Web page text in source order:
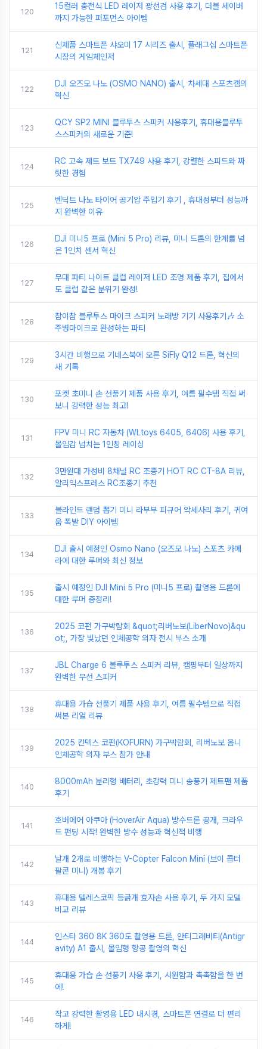
120
15컬러 충전식 LED 레이저 광선검 사용 후기, 더블 세이버
까지 가능한 퍼포먼스 아이템
121
신제품 스마트폰 샤오미 17 시리즈 출시, 플래그십 스마트폰
시장의 게임체인저
122
DJI 오즈모 나노 (OSMO NANO) 출시, 차세대 스포츠캠의
혁신
123
QCY SP2 MINI 블루투스 스피커 사용후기, 휴대용블루투
스스피커의 새로운 기준!
124
RC 고속 제트 보트 TX749 사용 후기, 강렬한 스피드와 짜
릿한 경험
125
벤딕트 나노 타이어 공기압 주입기 후기 , 휴대성부터 성능까
지 완벽한 이유
126
DJI 미니5 프로 (Mini 5 Pro) 리뷰, 미니 드론의 한계를 넘
은 1인치 센서 혁신
127
무대 파티 나이트 클럽 레이저 LED 조명 제품 후기, 집에서
도 클럽 같은 분위기 완성!
128
참이참 블루투스 마이크 스피커 노래방 기기 사용후기🎶 소
주병마이크로 완성하는 파티
129
3시간 비행으로 기네스북에 오른 SiFly Q12 드론, 혁신의
새 기록
130
포켓 초미니 손 선풍기 제품 사용 후기, 여름 필수템 직접 써
보니 강력한 성능 최고!
131
FPV 미니 RC 자동차 (WLtoys 6405, 6406) 사용 후기,
몰입감 넘치는 1인칭 레이싱
132
3만원대 가성비 8채널 RC 조종기 HOT RC CT-8A 리뷰,
알리익스프레스 RC조종기 추천
133
블라인드 랜덤 뽑기 미니 라부부 피규어 악세사리 후기, 귀여
움 폭발 DIY 아이템
134
DJI 출시 예정인 Osmo Nano (오즈모 나노) 스포츠 카메
라에 대한 루머와 최신 정보
135
출시 예정인 DJI Mini 5 Pro (미니5 프로) 촬영용 드론에
대한 루머 총정리!
136
2025 코펀 가구박람회 &quot;리버노보(LiberNovo)&qu
ot;, 가장 빛났던 인체공학 의자 전시 부스 소개
137
JBL Charge 6 블루투스 스피커 리뷰, 캠핑부터 일상까지
완벽한 무선 스피커
138
휴대용 가습 선풍기 제품 사용 후기, 여름 필수템으로 직접
써본 리얼 리뷰
139
2025 킨텍스 코펀(KOFURN) 가구박람회, 리버노보 옴니
인체공학 의자 부스 참가 안내
140
8000mAh 분리형 배터리, 초강력 미니 송풍기 제트팬 제품
후기
141
호버에어 아쿠아 (HoverAir Aqua) 방수드론 공개, 크라우
드 펀딩 시작! 완벽한 방수 성능과 혁신적 비행
142
날개 2개로 비행하는 V-Copter Falcon Mini (브이 콥터
팔콘 미니) 개봉 후기
143
휴대용 텔레스코픽 등긁개 효자손 사용 후기, 두 가지 모델
비교 리뷰
144
인스타 360 8K 360도 촬영용 드론, 안티그래비티(Antigr
avity) A1 출시, 몰입형 항공 촬영의 혁신
145
휴대용 가습 손 선풍기 사용 후기, 시원함과 촉촉함을 한 번
에!
146
작고 강력한 촬영용 LED 내시경, 스마트폰 연결로 더 편리
하게!